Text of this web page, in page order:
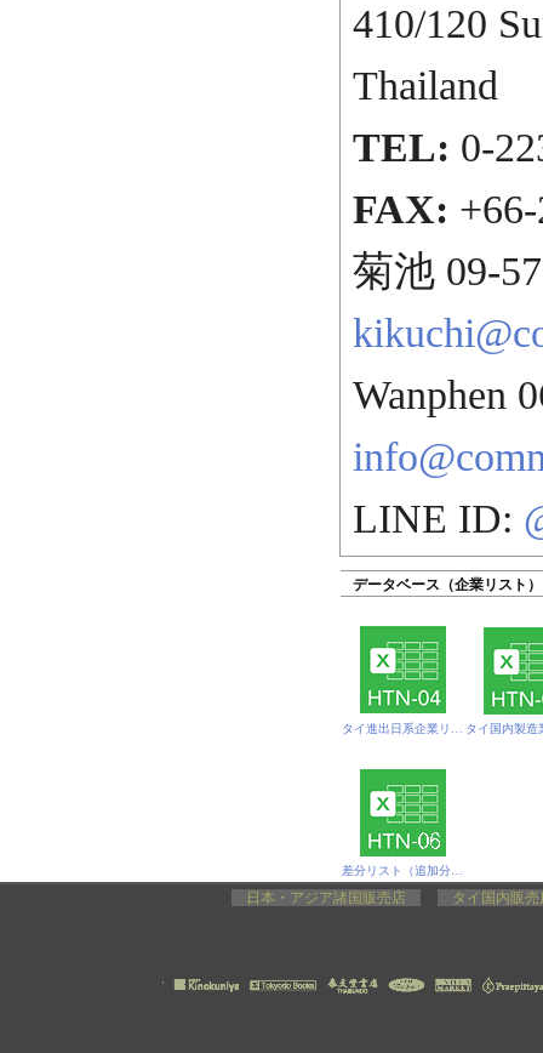
410/120
Thailand
TEL: 0-
FAX:
菊池 09-
Wanphen
LINE ID:
データベース（企業リスト）
タイ国内製造
日本・アジア諸国販売店 タイ国内販